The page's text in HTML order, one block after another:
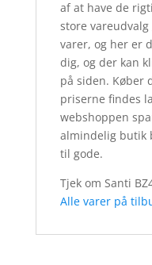
af at have de
store
varer, og her er
dig, og der kan
på siden. Køber
priserne findes
webshoppen
almindelig butik
til gode.
Tjek om Santi
Alle varer på